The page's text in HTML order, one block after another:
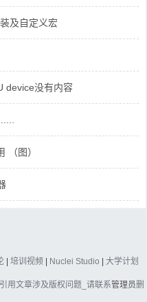
及自定义宏
device没有内容
（图）
| 培训视频 | Nuclei Studio | 大学计划
用文章涉及版权问题_请联系管理员删